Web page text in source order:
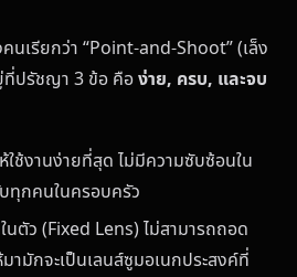
เรียกว่า “Point-and-Shoot” (เล็ง
ที่ปรัชญา 3 ข้อ คือง่าย, ครบ, และจบ
ช้งานง่ายที่สุด ไม่มีความซับซ้อนใน
ทุกคนในครอบครัว
นตัว (Fixed Lens) ไม่สามารถถอด
ามักจะเป็นเลนส์ซูมอเนกประสงค์ที่